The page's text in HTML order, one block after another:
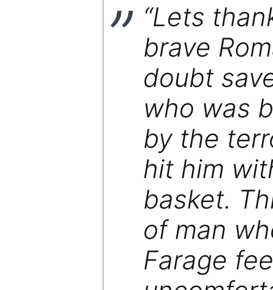
“Lets
brave
doubt
who was
by the
hit him
basket.
of man
Farage